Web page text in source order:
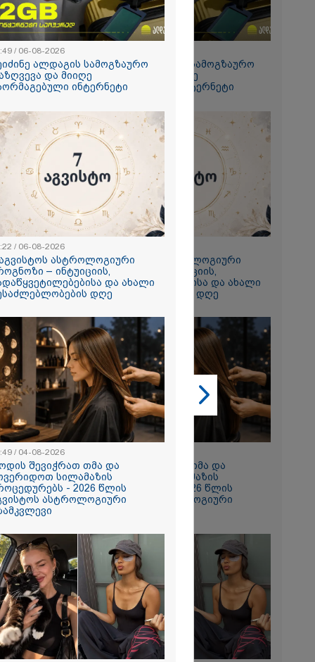
რომელიც
აღარ
რომელიც
მგზავრობის
საათი და
საათამდე
- ირაკლი
და
შეიძინე ალდაგის სამოგზაურო
დაზღვევა და მიიღე
გაორმაგებული ინტერნეტი
7 აგვისტოს ასტროლოგიური
პროგნოზი – ინტუიციის,
გადაწყვეტილებებისა და ახალი
შესაძლებლობების დღე
როდის შევიჭრათ თმა და
მოვერიდოთ სილამაზის
პროცედურებს - 2026 წლის
აგვისტოს ასტროლოგიური
/ 06-08-2026
ალდაგის სამოგზაურო
და მიიღე
ინტერნეტი
/ 06-08-2026
ასტროლოგიური
– ინტუიციის,
და ახალი
დღე
/ 04-08-2026
შევიჭრათ თმა და
სილამაზის
- 2026 წლის
ასტროლოგიური